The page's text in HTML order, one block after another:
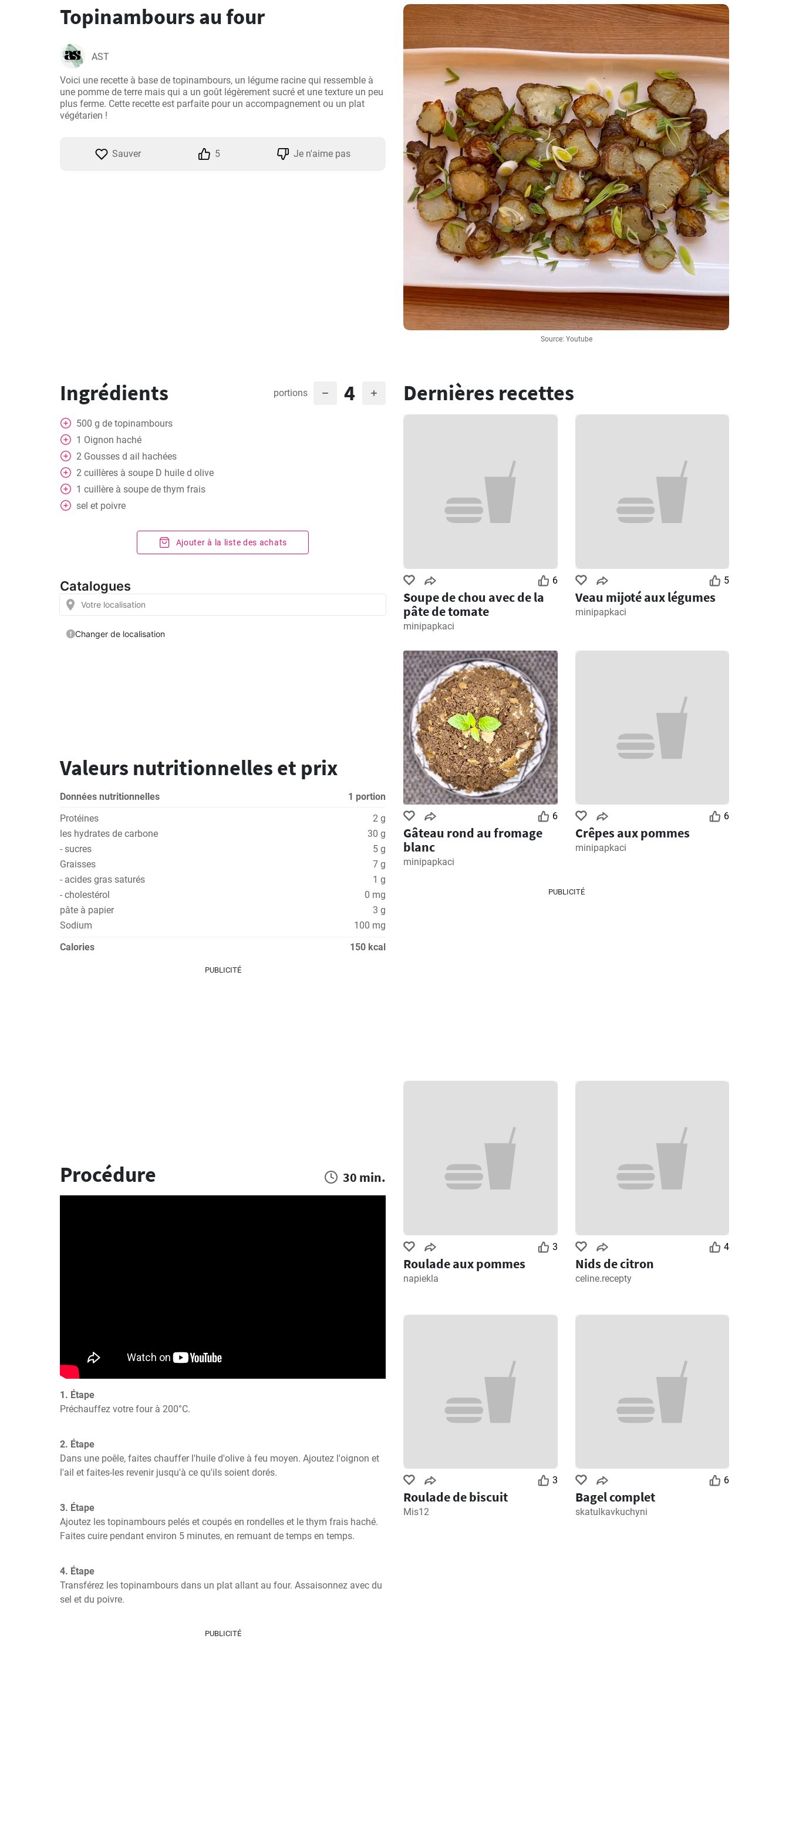
Source: Youtube
Topinambours au four
AST
Voici une recette à base de topinambours, un légume racine qui ressemble à
une pomme de terre mais qui a un goût légèrement sucré et une texture un peu
plus ferme. Cette recette est parfaite pour un accompagnement ou un plat
végétarien !
Sauver 5 Je n'aime pas
Ingrédients portions 4
500 g de topinambours
1 Oignon haché
2 Gousses d ail hachées
2 cuillères à soupe D huile d olive
1 cuillère à soupe de thym frais
sel et poivre
Ajouter à la liste des achats
Valeurs nutritionnelles et prix
Données nutritionnelles
1 portion
Protéines
2 g
les hydrates de carbone
30 g
- sucres
5 g
Graisses
7 g
- acides gras saturés
1 g
- cholestérol
0 mg
pâte à papier
3 g
Sodium
100 mg
Calories
150 kcal
PUBLICITÉ
Procédure 30 min.
1. Étape
Préchauffez votre four à 200°C.
2. Étape
Dans une poêle, faites chauffer l'huile d'olive à feu moyen. Ajoutez l'oignon et
l'ail et faites-les revenir jusqu'à ce qu'ils soient dorés.
3. Étape
Ajoutez les topinambours pelés et coupés en rondelles et le thym frais haché.
Faites cuire pendant environ 5 minutes, en remuant de temps en temps.
4. Étape
Transférez les topinambours dans un plat allant au four. Assaisonnez avec du
sel et du poivre.
PUBLICITÉ
Dernières recettes
6
Soupe de chou avec de la
pâte de tomate
minipapkaci
5
Veau mijoté aux légumes
minipapkaci
6
Gâteau rond au fromage
blanc
minipapkaci
6
Crêpes aux pommes
minipapkaci
PUBLICITÉ
3
Roulade aux pommes
napiekla
4
Nids de citron
celine.recepty
3
Roulade de biscuit
Mis12
6
Bagel complet
skatulkavkuchyni